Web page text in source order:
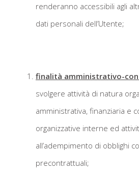
renderanno accessibili agli
dati personali dell’Utente;
finalità amministrativo-
svolgere attività di natura
amministrativa, finanziaria e
organizzative interne ed
all’adempimento di obblighi
precontrattuali;